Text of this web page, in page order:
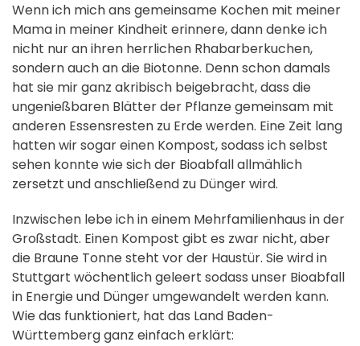
Wenn ich mich ans gemeinsame Kochen mit meiner
Mama in meiner Kindheit erinnere, dann denke ich
nicht nur an ihren herrlichen Rhabarberkuchen,
sondern auch an die Biotonne. Denn schon damals
hat sie mir ganz akribisch beigebracht, dass die
ungenießbaren Blätter der Pflanze gemeinsam mit
anderen Essensresten zu Erde werden. Eine Zeit lang
hatten wir sogar einen Kompost, sodass ich selbst
sehen konnte wie sich der Bioabfall allmählich
zersetzt und anschließend zu Dünger wird.
Inzwischen lebe ich in einem Mehrfamilienhaus in der
Großstadt. Einen Kompost gibt es zwar nicht, aber
die Braune Tonne steht vor der Haustür. Sie wird in
Stuttgart wöchentlich geleert sodass unser Bioabfall
in Energie und Dünger umgewandelt werden kann.
Wie das funktioniert, hat das Land Baden-
Württemberg ganz einfach erklärt: